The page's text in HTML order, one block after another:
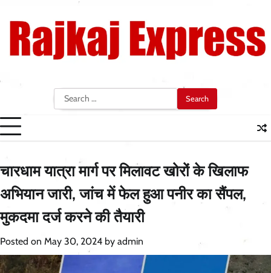
content
Search
for:
चारधाम यात्रा मार्ग पर मिलावट खोरों के खिलाफ
अभियान जारी, जांच में फेल हुआ पनीर का सैंपल,
मुकदमा दर्ज करने की तैयारी
Posted on May 30, 2024 by admin